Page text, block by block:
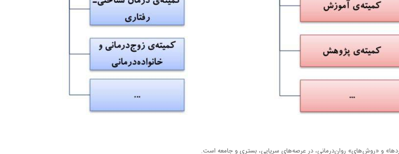
و «روش‌های» روان‌درمانی، در عرصه‌های سرپایی، بستری و جامعه است.